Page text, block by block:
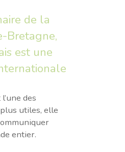
de la
Bretagne,
est une
des
utiles, elle
entier.